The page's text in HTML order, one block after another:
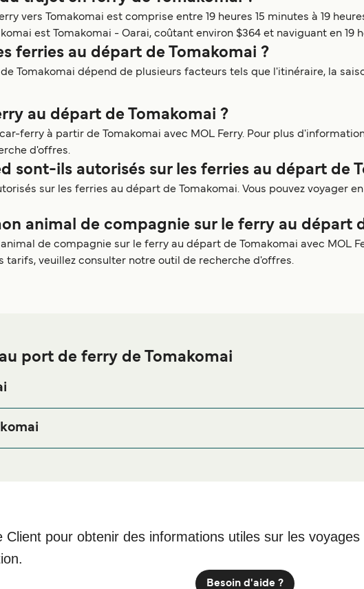
vers Tomakomai est comprise entre 19 heures 15 minutes à 19
est Tomakomai - Oarai, coûtant environ $364 et naviguant en 19
ferries au départ de Tomakomai ?
Tomakomai dépend de plusieurs facteurs tels que l'itinéraire, la
au départ de Tomakomai ?
ferry à partir de Tomakomai avec MOL Ferry. Pour plus
d'offres.
sont-ils autorisés sur les ferries au départ de
sur les ferries au départ de Tomakomai. Vous pouvez voyager
animal de compagnie sur le ferry au départ
de compagnie sur le ferry au départ de Tomakomai avec MOL
tarifs, veuillez consulter notre outil de recherche d'offres.
port de ferry de Tomakomai
notre page
Client pour obtenir des informations utiles sur les
Besoin d'aide ?